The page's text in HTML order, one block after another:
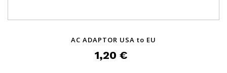
AC ADAPTOR USA to EU
1,20 €